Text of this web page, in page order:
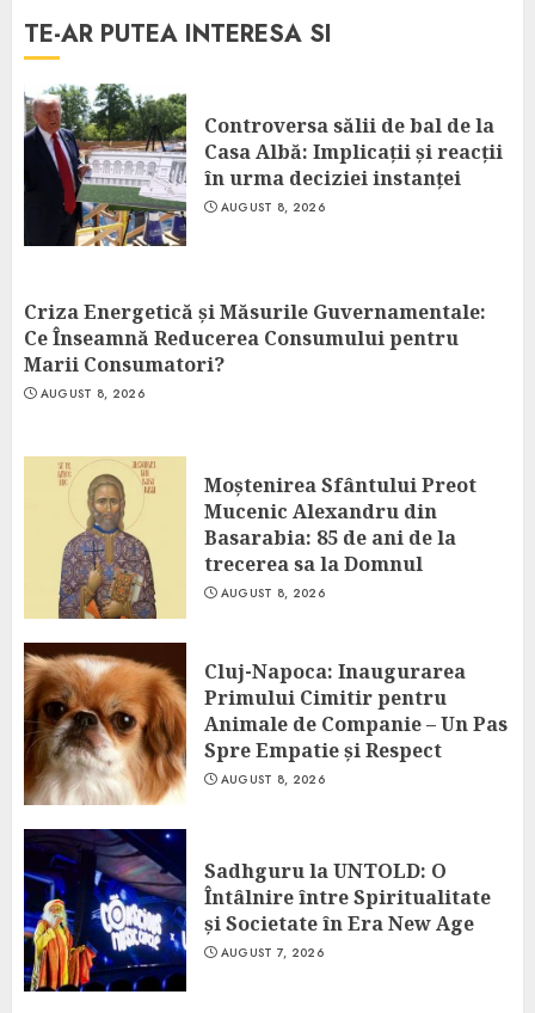
TE-AR PUTEA INTERESA SI
Controversa sălii de bal de la
Casa Albă: Implicații și reacții
în urma deciziei instanței
AUGUST 8, 2026
Criza Energetică și Măsurile Guvernamentale:
Ce Înseamnă Reducerea Consumului pentru
Marii Consumatori?
AUGUST 8, 2026
Moștenirea Sfântului Preot
Mucenic Alexandru din
Basarabia: 85 de ani de la
trecerea sa la Domnul
AUGUST 8, 2026
Cluj-Napoca: Inaugurarea
Primului Cimitir pentru
Animale de Companie – Un Pas
Spre Empatie și Respect
AUGUST 8, 2026
Sadhguru la UNTOLD: O
Întâlnire între Spiritualitate
și Societate în Era New Age
AUGUST 7, 2026